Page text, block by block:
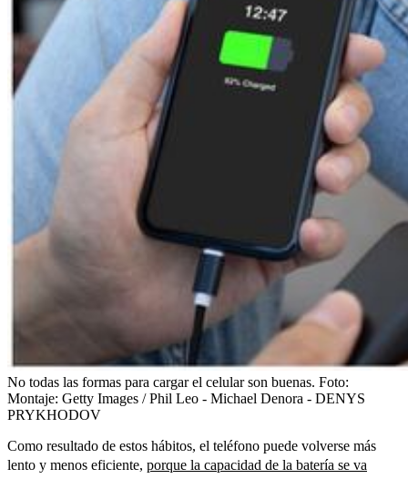
No todas las formas para cargar el celular son buenas. Foto:
Montaje: Getty Images / Phil Leo - Michael Denora - DENYS
PRYKHODOV
Como resultado de estos hábitos, el teléfono puede volverse más
lento y menos eficiente, porque la capacidad de la batería se va